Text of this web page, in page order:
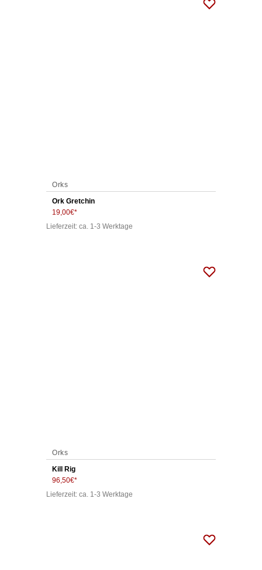
Orks
Ork Gretchin
19,00€
Lieferzeit: ca. 1-3 Werktage
Orks
Kill Rig
96,50€
Lieferzeit: ca. 1-3 Werktage